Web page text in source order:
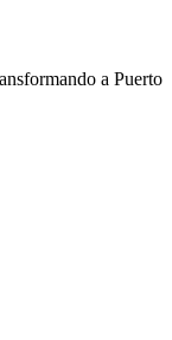
a Puerto